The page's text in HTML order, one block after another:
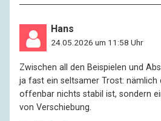
Hans
24.05.2026 um 11:58 Uhr
Zwischen all den Beispielen und
ja fast ein seltsamer Trost: nämlich
offenbar nichts stabil ist, sondern
von Verschiebung.